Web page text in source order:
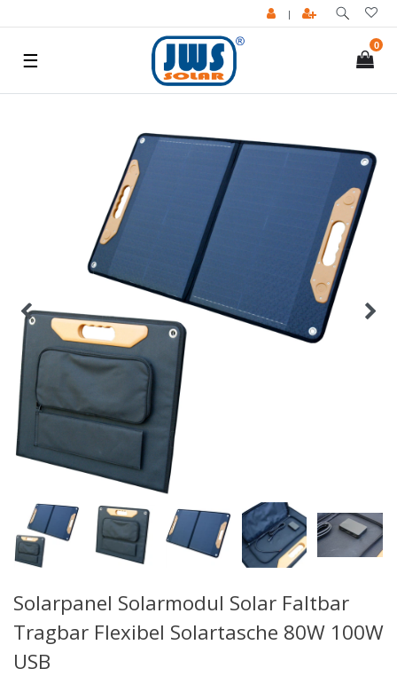
|
0
☰
Solarpanel Solarmodul Solar Faltbar
Tragbar Flexibel Solartasche 80W 100W
USB